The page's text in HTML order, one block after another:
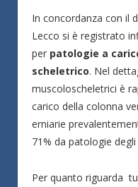
In concordanza con il
Lecco si è registrato
per patologie a
scheletrico. Nel
muscoloscheletrici è
carico della colonna
erniarie
71% da patologie
Per quanto riguarda